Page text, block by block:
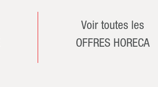
Voir toutes les
OFFRES HORECA